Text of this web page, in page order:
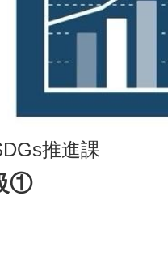
推進課
①
い合わせ
ライバシーポ